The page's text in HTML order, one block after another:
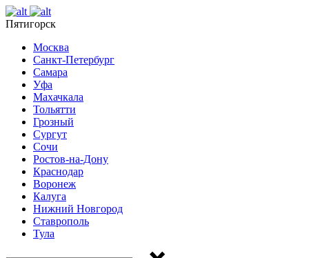
Пятигорск
Москва
Санкт-Петербург
Самара
Уфа
Махачкала
Тольятти
Грозный
Сургут
Сочи
Ростов-на-Дону
Краснодар
Воронеж
Калуга
Нижний Новгород
Ставрополь
Тула